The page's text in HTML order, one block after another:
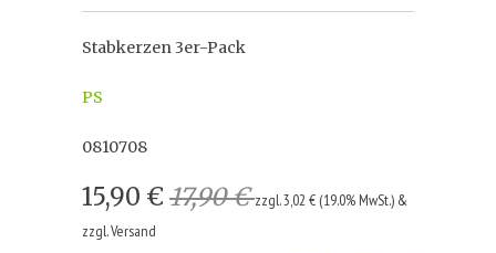
Stabkerzen 3er-Pack
PS
0810708
15,90 € 17,90 €zzgl. 3,02 € (19.0% MwSt.) &
zzgl. Versand